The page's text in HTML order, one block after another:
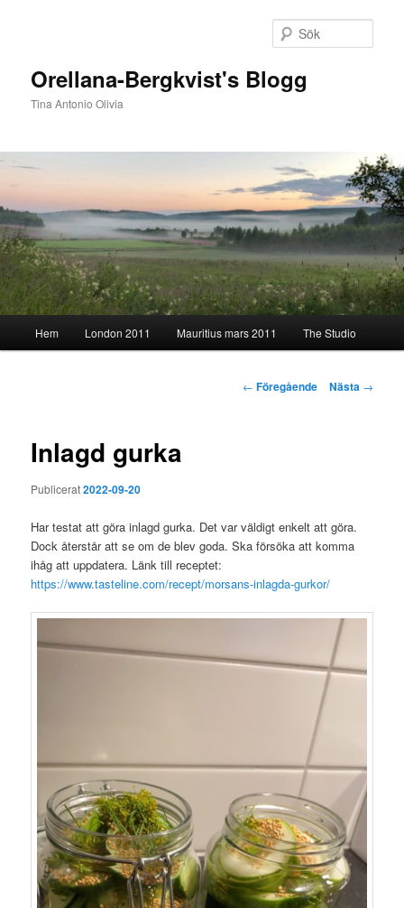
Orellana-Bergkvist's Blogg
Tina Antonio Olivia
Hem London 2011 Mauritius mars 2011 The Studio
Inläggsnavigering
← Föregående Nästa →
Inlagd gurka
Publicerat2022-09-20
Har testat att göra inlagd gurka. Det var väldigt enkelt att göra.
Dock återstår att se om de blev goda. Ska försöka att komma
ihåg att uppdatera. Länk till receptet:
https://www.tasteline.com/recept/morsans-inlagda-gurkor/